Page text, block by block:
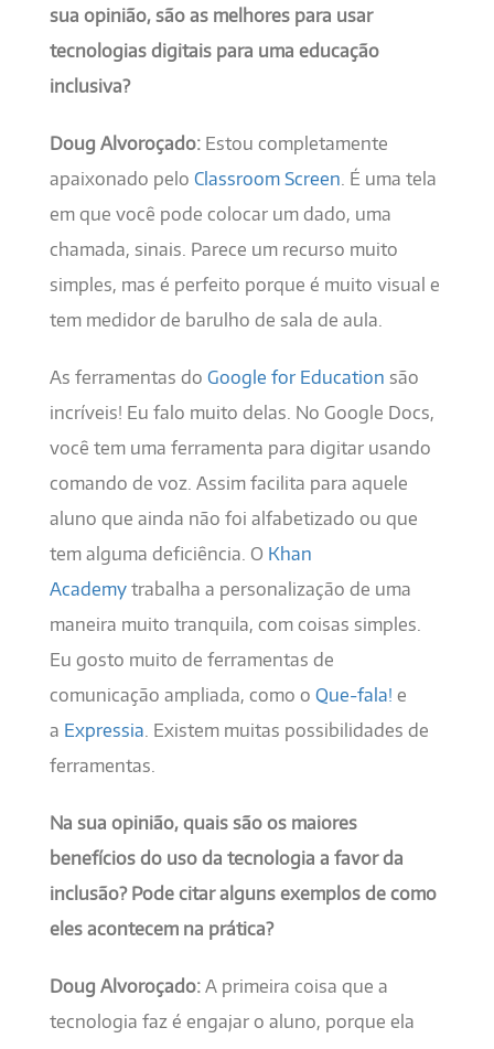
sua opinião, são as melhores para usar
tecnologias digitais para uma educação
inclusiva?
Doug Alvoroçado: Estou completamente
apaixonado pelo Classroom Screen . É uma tela
em que você pode colocar um dado, uma
chamada, sinais. Parece um recurso muito
simples, mas é perfeito porque é muito visual e
tem medidor de barulho de sala de aula.
As ferramentas do Google for Education são
incríveis! Eu falo muito delas. No Google Docs,
você tem uma ferramenta para digitar usando
comando de voz. Assim facilita para aquele
aluno que ainda não foi alfabetizado ou que
tem alguma deficiência. O Khan
Academy trabalha a personalização de uma
maneira muito tranquila, com coisas simples.
Eu gosto muito de ferramentas de
comunicação ampliada, como o Que-fala! e
a Expressia . Existem muitas possibilidades de
ferramentas.
Na sua opinião, quais são os maiores
benefícios do uso da tecnologia a favor da
inclusão? Pode citar alguns exemplos de como
eles acontecem na prática?
Doug Alvoroçado: A primeira coisa que a
tecnologia faz é engajar o aluno, porque ela